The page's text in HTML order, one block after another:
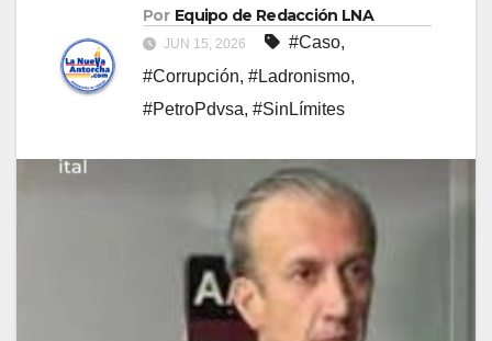
Por Equipo de Redacción LNA
JUN 15, 2026 #Caso,
#Corrupción, #Ladronismo,
#PetroPdvsa, #SinLímites